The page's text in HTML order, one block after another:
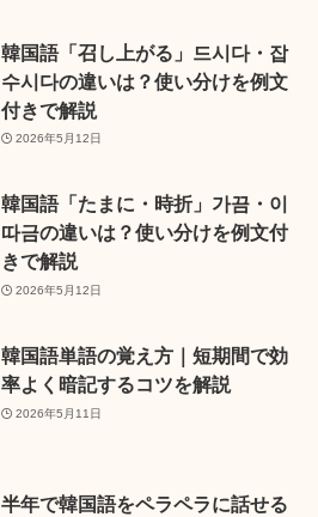
韓国語「召し上がる」드시다・잡
수시다の違いは？使い分けを例文
付きで解説
2026年5月12日
韓国語「たまに・時折」가끔・이
따금の違いは？使い分けを例文付
きで解説
2026年5月12日
韓国語単語の覚え方｜短期間で効
率よく暗記するコツを解説
2026年5月11日
半年で韓国語をペラペラに話せる